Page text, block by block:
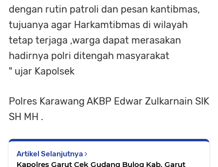
dengan rutin patroli dan pesan kantibmas,
tujuanya agar Harkamtibmas di wilayah
tetap terjaga ,warga dapat merasakan
hadirnya polri ditengah masyarakat
" ujar Kapolsek
Polres Karawang AKBP Edwar Zulkarnain SIK
SH MH .
Artikel Selanjutnya
Kapolres Garut Cek Gudang Bulog Kab. Garut